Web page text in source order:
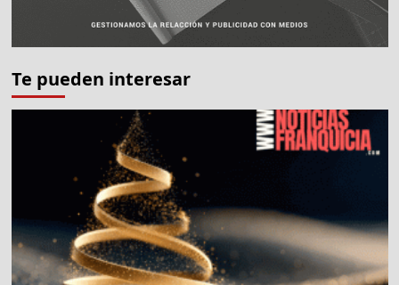
Te pueden interesar